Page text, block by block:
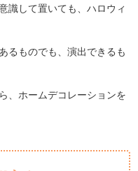
識して置いても、ハロウィ
るものでも、演出できるも
、ホームデコレーションを